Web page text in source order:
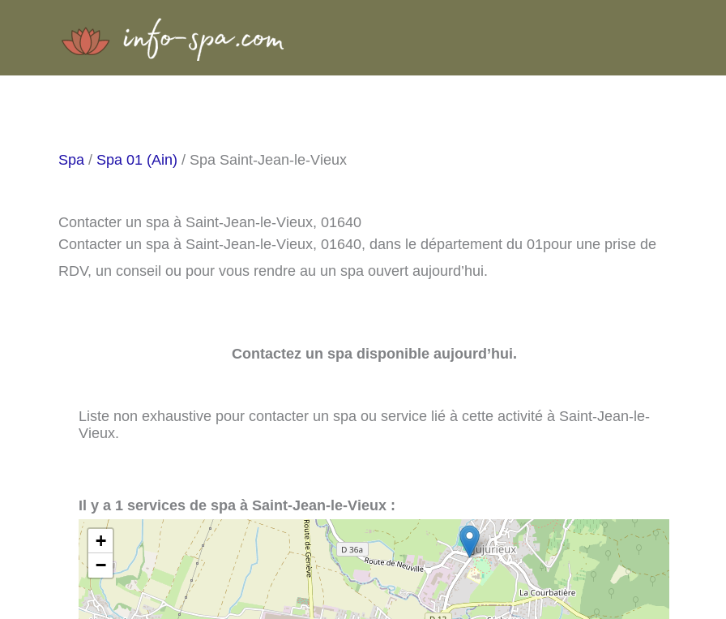
Spa / Spa 01 (Ain) / Spa Saint-Jean-le-Vieux
Contacter un spa à Saint-Jean-le-Vieux, 01640
Contacter un spa à Saint-Jean-le-Vieux, 01640, dans le département du 01pour une prise de
RDV, un conseil ou pour vous rendre au un spa ouvert aujourd’hui.
Contactez un spa disponible aujourd’hui.
Liste non exhaustive pour contacter un spa ou service lié à cette activité à Saint-Jean-le-
Vieux.
Il y a 1 services de spa à Saint-Jean-le-Vieux :
+
−